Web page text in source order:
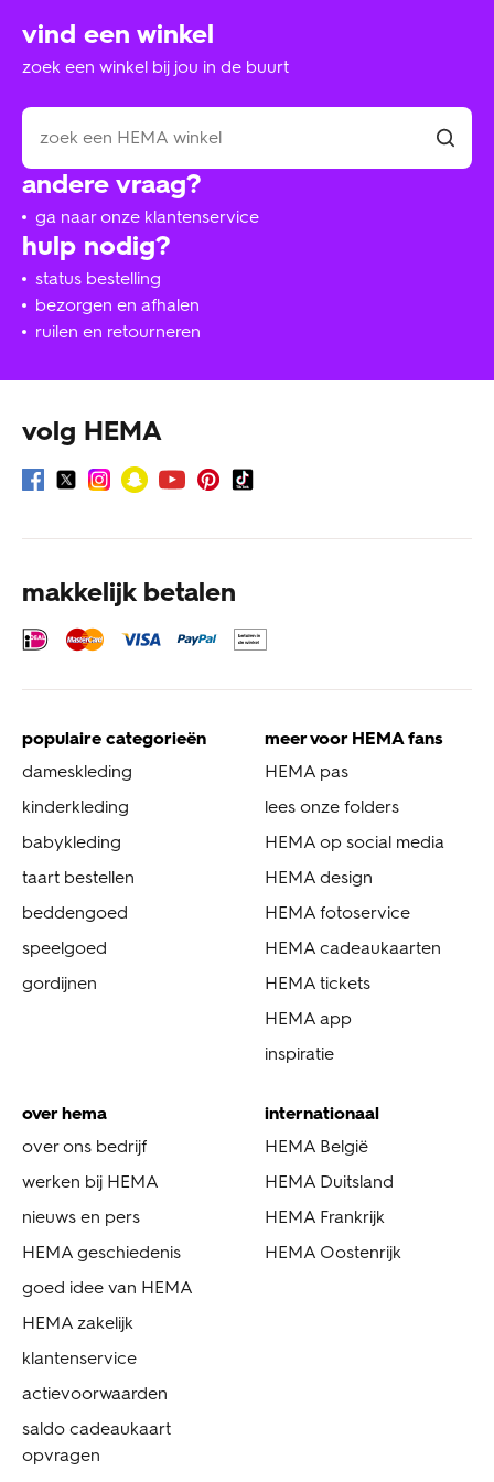
hulp nodig?
status bestelling
bezorgen en afhalen
ruilen en retourneren
andere vraag?
ga naar onze klantenservice
vind een winkel
zoek een winkel bij jou in de buurt
volg HEMA
makkelijk betalen
populaire categorieën
dameskleding
kinderkleding
babykleding
taart bestellen
beddengoed
speelgoed
gordijnen
meer voor HEMA fans
HEMA pas
lees onze folders
HEMA op social media
HEMA design
HEMA fotoservice
HEMA cadeaukaarten
HEMA tickets
HEMA app
inspiratie
over hema
over ons bedrijf
werken bij HEMA
nieuws en pers
HEMA geschiedenis
goed idee van HEMA
HEMA zakelijk
klantenservice
actievoorwaarden
saldo cadeaukaart
opvragen
internationaal
HEMA België
HEMA Duitsland
HEMA Frankrijk
HEMA Oostenrijk